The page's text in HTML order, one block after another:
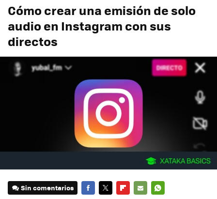
Cómo crear una emisión de solo
audio en Instagram con sus
directos
Sin comentarios